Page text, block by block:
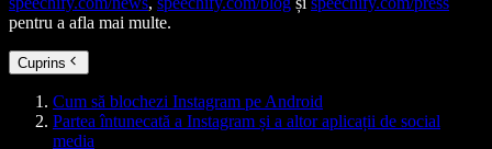
pentru a afla mai multe.
Cuprins
Cum să blochezi Instagram pe Android
Partea întunecată a Instagram și a altor aplicații de social
media